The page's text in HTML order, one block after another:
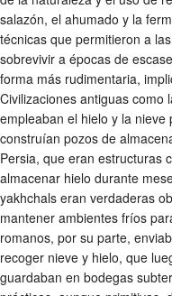
salazón, el ahumado y la
técnicas que permitieron a
sobrevivir a épocas de
forma más rudimentaria,
Civilizaciones antiguas como
empleaban el hielo y la
construían pozos de
Persia, que eran estructuras
almacenar hielo durante
yakhchals eran verdaderas
mantener ambientes fríos
romanos, por su parte,
recoger nieve y hielo, que
guardaban en bodegas